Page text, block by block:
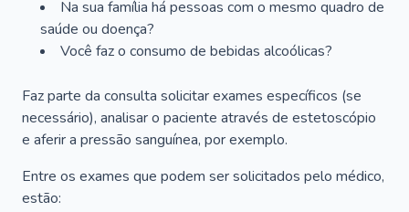
Na sua família há pessoas com o mesmo quadro de
saúde ou doença?
Você faz o consumo de bebidas alcoólicas?
Faz parte da consulta solicitar exames específicos (se
necessário), analisar o paciente através de estetoscópio
e aferir a pressão sanguínea, por exemplo.
Entre os exames que podem ser solicitados pelo médico,
estão: